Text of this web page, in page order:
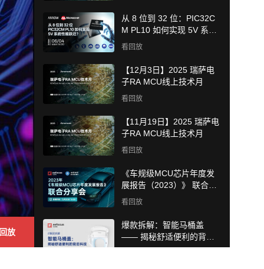
放
从 8 位到 32 位：PIC32C
M PL10 如何实现 5V 系统
性能跃迁?
看回放
【12月3日】2025 瑞萨电
子RA MCU线上技术月
看回放
【11月19日】2025 瑞萨电
子RA MCU线上技术月
看回放
《车规级MCU芯片年度发
展报告（2023）》 联合分
享会
看回放
爆款拆解：智能马桶盖
—— 揭秘舒适便利的背后
科技